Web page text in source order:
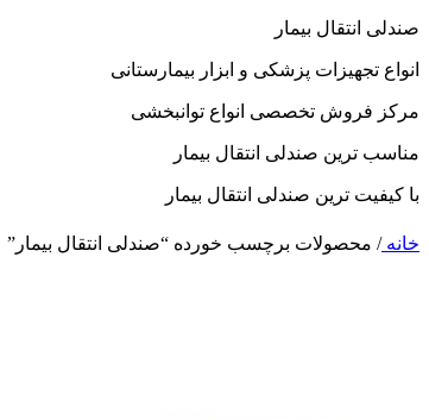
صندلی انتقال بیمار
انواع تجهیزات پزشکی و ابزار بیمارستانی
مرکز فروش تخصصی انواع توانبخشی
مناسب ترین صندلی انتقال بیمار
با کیفیت ترین صندلی انتقال بیمار
خانه/ محصولات برچسب خورده “صندلی انتقال بیمار”